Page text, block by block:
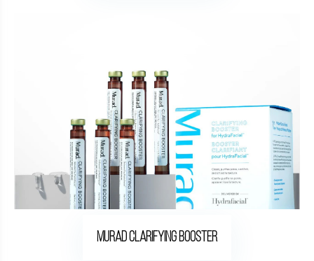
Murad Clarifying Booster